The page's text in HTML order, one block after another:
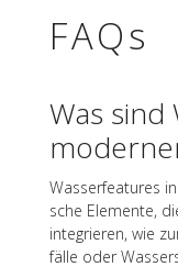
FAQs
Was sind
Wasser­fea­tures
sche Elemente,
inte­grie­ren, wie
fälle oder